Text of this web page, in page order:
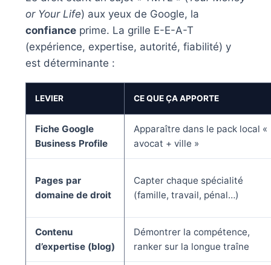
or Your Life) aux yeux de Google, la
confiance prime. La grille E-E-A-T
(expérience, expertise, autorité, fiabilité) y
est déterminante :
LEVIER CE QUE ÇA APPORTE
Fiche Google
Business Profile
Apparaître dans le pack local «
avocat + ville »
Pages par
domaine de droit
Capter chaque spécialité
(famille, travail, pénal…)
Contenu
d’expertise (blog)
Démontrer la compétence,
ranker sur la longue traîne